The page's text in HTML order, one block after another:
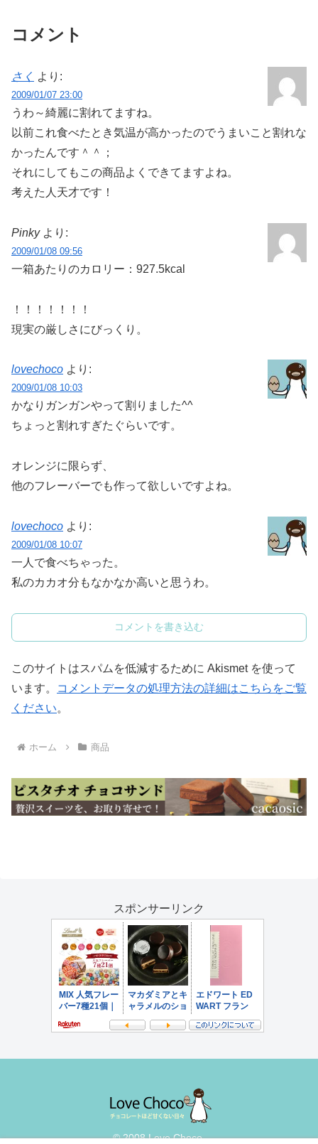
コメント
さく より:
2009/01/07 23:00
うわ～綺麗に割れてますね。
以前これ食べたとき気温が高かったのでうまいこと割れな
かったんです＾＾；
それにしてもこの商品よくできてますよね。
考えた人天才です！
Pinky より:
2009/01/08 09:56
一箱あたりのカロリー：927.5kcal
！！！！！！！
現実の厳しさにびっくり。
lovechoco より:
2009/01/08 10:03
かなりガンガンやって割りました^^
ちょっと割れすぎたぐらいです。
オレンジに限らず、
他のフレーバーでも作って欲しいですよね。
lovechoco より:
2009/01/08 10:07
一人で食べちゃった。
私のカカオ分もなかなか高いと思うわ。
コメントを書き込む
このサイトはスパムを低減するために Akismet を使って
います。
コメントデータの処理方法の詳細はこちらをご覧
ください。
ホーム 商品
スポンサーリンク
© 2008 Love Choco.